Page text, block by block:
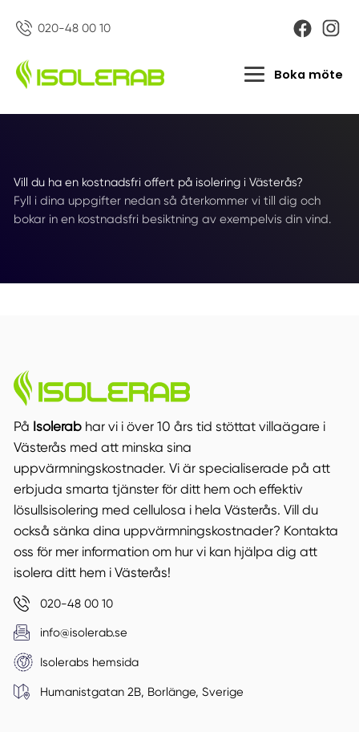
020-48 00 10
Boka möte
Vill du ha en kostnadsfri offert på isolering i Västerås?
Fyll i dina uppgifter nedan så återkommer vi till dig och
bokar in en kostnadsfri besiktning av exempelvis din vind.
På Isolerabhar vi i över 10 års tid stöttat villaägare i
Västerås med att minska sina
uppvärmningskostnader. Vi är specialiserade på att
erbjuda smarta tjänster för ditt hem och effektiv
lösullsisolering med cellulosa i hela Västerås. Vill du
också sänka dina uppvärmningskostnader? Kontakta
oss för mer information om hur vi kan hjälpa dig att
isolera ditt hem i Västerås!
020-48 00 10
info@isolerab.se
Isolerabs hemsida
Humanistgatan 2B, Borlänge, Sverige